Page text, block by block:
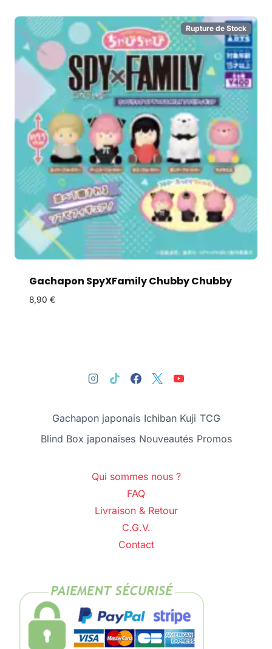
Rupture de Stock
Gachapon SpyXFamily Chubby Chubby
8,90 €
Gachapon japonais Ichiban Kuji TCG
Blind Box japonaises Nouveautés Promos
Qui sommes nous ?
FAQ
Livraison & Retour
C.G.V.
Contact